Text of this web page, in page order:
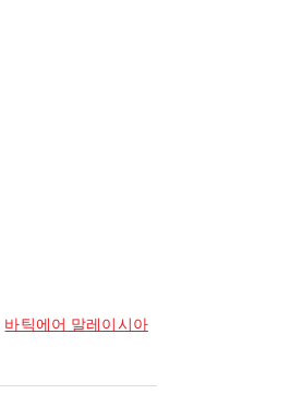
바틱에어 말레이시아